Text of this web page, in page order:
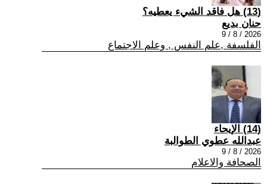
(13) هل فاقد الشيء يعطيه؟
حنان بديع
2026 / 8 / 9
الفلسفة ,علم النفس , وعلم الاجتماع
(14) الإيحاء
عبدالله عطوي الطوالبة
2026 / 8 / 9
الصحافة والاعلام